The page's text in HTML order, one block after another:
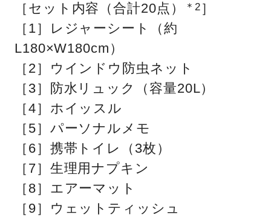
［セット内容（合計20点） ＊2 ］
［1］レジャーシート（約
L180×W180cm）
［2］ウインドウ防虫ネット
［3］防水リュック（容量20L）
［4］ホイッスル
［5］パーソナルメモ
［6］携帯トイレ（3枚）
［7］生理用ナプキン
［8］エアーマット
［9］ウェットティッシュ